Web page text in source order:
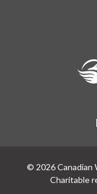
© 2026 Canadian
Charitable